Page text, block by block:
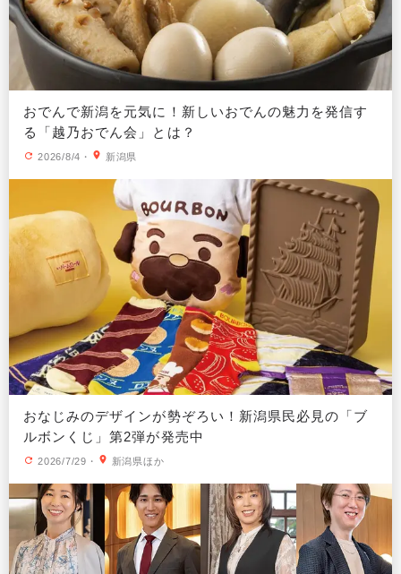
おでんで新潟を元気に！新しいおでんの魅力を発信す
る「越乃おでん会」とは？
2026/8/4 ・ 新潟県
おなじみのデザインが勢ぞろい！新潟県民必見の「ブ
ルボンくじ」第2弾が発売中
2026/7/29 ・ 新潟県ほか